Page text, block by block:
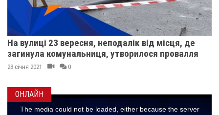
ОНЛАЙН
На вулиці 23 вересня, неподалік від місця, де
загинула комунальниця, утворилося провалля
28 січня 2021 0